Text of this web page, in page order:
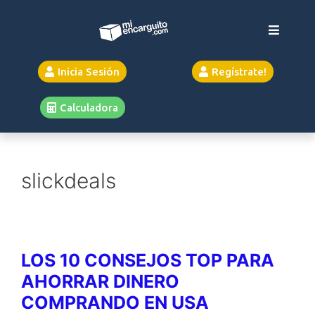
Inicia Sesión Regístrate!
Calculadora
slickdeals
LOS 10 CONSEJOS TOP PARA
AHORRAR DINERO
COMPRANDO EN USA